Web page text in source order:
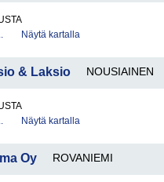
Näytä kartalla
& Laksio NOUSIAINEN
Näytä kartalla
Oy ROVANIEMI